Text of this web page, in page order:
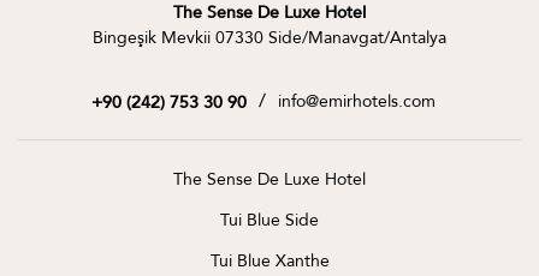
The Sense De Luxe Hotel
Bingeşik Mevkii 07330 Side/Manavgat/Antalya
+90 (242) 753 30 90 / info@emirhotels.com
The Sense De Luxe Hotel
Tui Blue Side
Tui Blue Xanthe